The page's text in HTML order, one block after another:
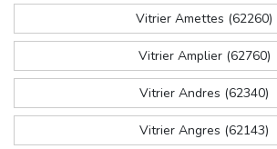
Vitrier Amettes (62260)
Vitrier Amplier (62760)
Vitrier Andres (62340)
Vitrier Angres (62143)